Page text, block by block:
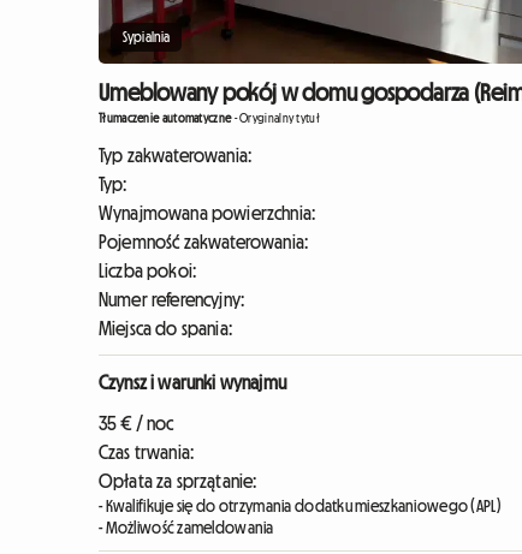
Sypialnia
Umeblowany pokój w domu gospodarza
Tłumaczenie automatyczne-Oryginalny tytuł
Typ zakwaterowania:
Typ:
Wynajmowana powierzchnia:
Pojemność zakwaterowania:
Liczba pokoi:
Numer referencyjny:
Miejsca do spania:
Czynsz i warunki wynajmu
35 € / noc
Czas trwania:
Opłata za sprzątanie:
- Kwalifikuje się do otrzymania dodatku mieszkaniowego (APL)
- Możliwość zameldowania